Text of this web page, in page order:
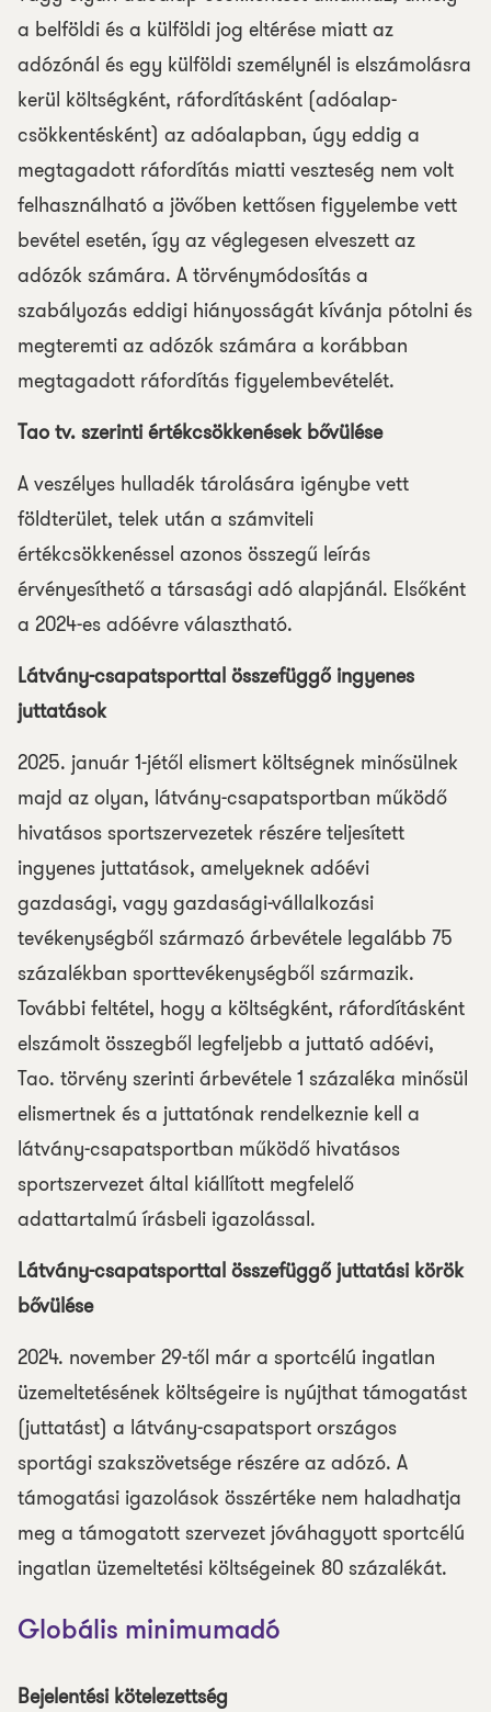
a belföldi és a külföldi jog eltérése miatt az
adózónál és egy külföldi személynél is elszámolásra
kerül költségként, ráfordításként (adóalap-
csökkentésként) az adóalapban, úgy eddig a
megtagadott ráfordítás miatti veszteség nem volt
felhasználható a jövőben kettősen figyelembe vett
bevétel esetén, így az véglegesen elveszett az
adózók számára. A törvénymódosítás a
szabályozás eddigi hiányosságát kívánja pótolni és
megteremti az adózók számára a korábban
megtagadott ráfordítás figyelembevételét.
Tao tv. szerinti értékcsökkenések bővülése
A veszélyes hulladék tárolására igénybe vett
földterület, telek után a számviteli
értékcsökkenéssel azonos összegű leírás
érvényesíthető a társasági adó alapjánál. Elsőként
a 2024-es adóévre választható.
Látvány-csapatsporttal összefüggő ingyenes
juttatások
2025. január 1-jétől elismert költségnek minősülnek
majd az olyan, látvány-csapatsportban működő
hivatásos sportszervezetek részére teljesített
ingyenes juttatások, amelyeknek adóévi
gazdasági, vagy gazdasági-vállalkozási
tevékenységből származó árbevétele legalább 75
százalékban sporttevékenységből származik.
További feltétel, hogy a költségként, ráfordításként
elszámolt összegből legfeljebb a juttató adóévi,
Tao. törvény szerinti árbevétele 1 százaléka minősül
elismertnek és a juttatónak rendelkeznie kell a
látvány-csapatsportban működő hivatásos
sportszervezet által kiállított megfelelő
adattartalmú írásbeli igazolással.
Látvány-csapatsporttal összefüggő juttatási körök
bővülése
2024. november 29-től már a sportcélú ingatlan
üzemeltetésének költségeire is nyújthat támogatást
(juttatást) a látvány-csapatsport országos
sportági szakszövetsége részére az adózó. A
támogatási igazolások összértéke nem haladhatja
meg a támogatott szervezet jóváhagyott sportcélú
ingatlan üzemeltetési költségeinek 80 százalékát.
Globális minimumadó
Bejelentési kötelezettség